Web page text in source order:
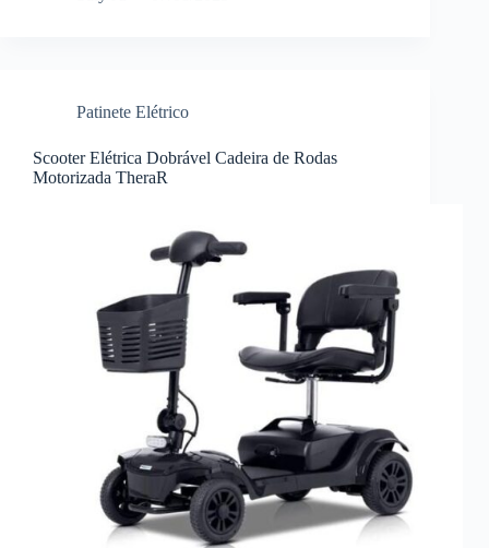
Patinete Elétrico
Scooter Elétrica Dobrável Cadeira de Rodas
Motorizada TheraR